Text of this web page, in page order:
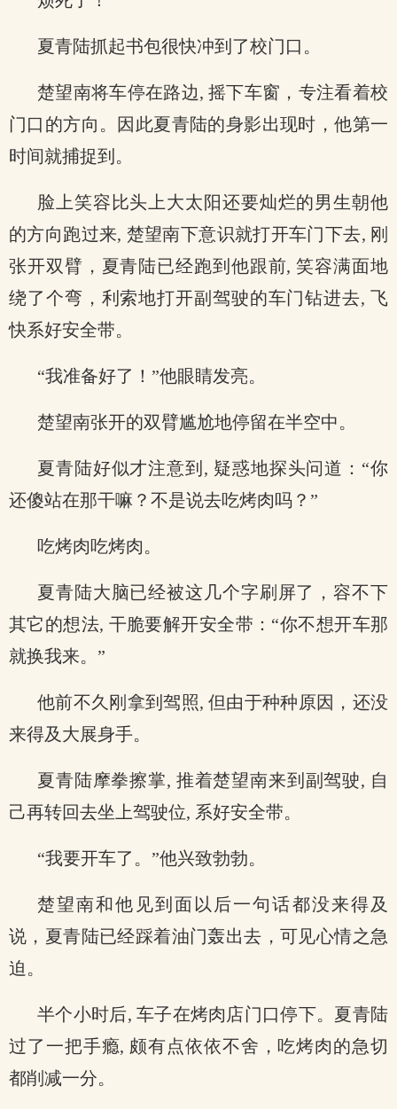
夏青陆抓起书包很快冲到了校门口。
楚望南将车停在路边, 摇下车窗，专注看着校
门口的方向。因此夏青陆的身影出现时，他第一
时间就捕捉到。
脸上笑容比头上大太阳还要灿烂的男生朝他
的方向跑过来, 楚望南下意识就打开车门下去, 刚
张开双臂，夏青陆已经跑到他跟前, 笑容满面地
绕了个弯，利索地打开副驾驶的车门钻进去, 飞
快系好安全带。
“我准备好了！”他眼睛发亮。
楚望南张开的双臂尴尬地停留在半空中。
夏青陆好似才注意到, 疑惑地探头问道：“你
还傻站在那干嘛？不是说去吃烤肉吗？”
吃烤肉吃烤肉。
夏青陆大脑已经被这几个字刷屏了，容不下
其它的想法, 干脆要解开安全带：“你不想开车那
就换我来。”
他前不久刚拿到驾照, 但由于种种原因，还没
来得及大展身手。
夏青陆摩拳擦掌, 推着楚望南来到副驾驶, 自
己再转回去坐上驾驶位, 系好安全带。
“我要开车了。”他兴致勃勃。
楚望南和他见到面以后一句话都没来得及
说，夏青陆已经踩着油门轰出去，可见心情之急
迫。
半个小时后, 车子在烤肉店门口停下。夏青陆
过了一把手瘾, 颇有点依依不舍，吃烤肉的急切
都削减一分。